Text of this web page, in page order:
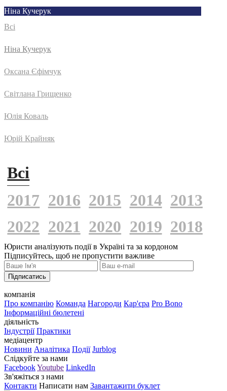
Ніна Кучерук
Всі
Ніна Кучерук
Оксана Єфімчук
Світлана Грищенко
Юлія Коваль
Юрій Крайняк
Всі
2013
2014
2015
2016
2017
2018
2019
2020
2021
2022
Юристи аналізують події в Україні та за кордоном
Підписуйтесь, щоб не пропустити важливе
Підписатись
компанія
Про компанію Команда Нагороди Кар'єра Pro Bono
Інформаційні бюлетені
діяльність
Індустрії Практики
медіацентр
Новини Аналітика Події Jurblog
Слідкуйте за нами
FacebookYoutube LinkedIn
Зв'яжіться з нами
Контакти Написати нам Завантажити буклет